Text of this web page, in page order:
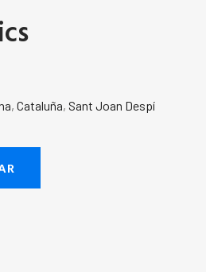
,Cataluña, Sant Joan Despí